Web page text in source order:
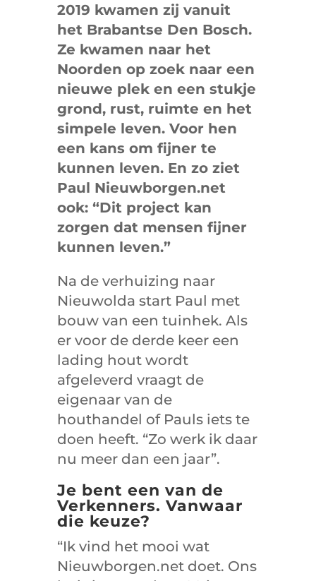
2019 kwamen zij vanuit
het Brabantse Den Bosch.
Ze kwamen naar het
Noorden op zoek naar een
nieuwe plek en een stukje
grond, rust, ruimte en het
simpele leven. Voor hen
een kans om fijner te
kunnen leven. En zo ziet
Paul Nieuwborgen.net
ook: “Dit project kan
zorgen dat mensen fijner
kunnen leven.”
Na de verhuizing naar
Nieuwolda start Paul met
bouw van een tuinhek. Als
er voor de derde keer een
lading hout wordt
afgeleverd vraagt de
eigenaar van de
houthandel of Pauls iets te
doen heeft. “Zo werk ik daar
nu meer dan een jaar”.
Je bent een van de
Verkenners. Vanwaar
die keuze?
“Ik vind het mooi wat
Nieuwborgen.net doet. Ons